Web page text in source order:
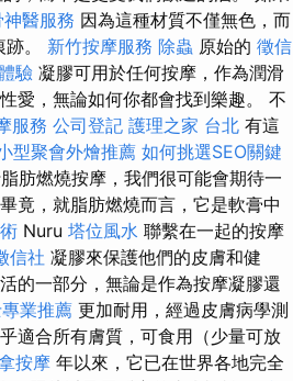
醫服務 因為這種材質不僅無色，而
。 新竹按摩服務 除蟲 原始的 徵信
驗 凝膠可用於任何按摩，作為潤滑
愛，無論如何你都會找到樂趣。 不
服務 公司登記 護理之家 台北 有這
型聚會外燴推薦 如何挑選SEO關鍵
肪燃燒按摩，我們很可能會期待一
畢竟，就脂肪燃燒而言，它是軟膏中
Nuru 塔位風水 聯繫在一起的按摩
信社 凝膠來保護他們的皮膚和健
的一部分，無論是作為按摩凝膠還
業推薦 更加耐用，經過皮膚病學測
適合所有膚質，可食用（少量可放
按摩 年以來，它已在世界各地完全